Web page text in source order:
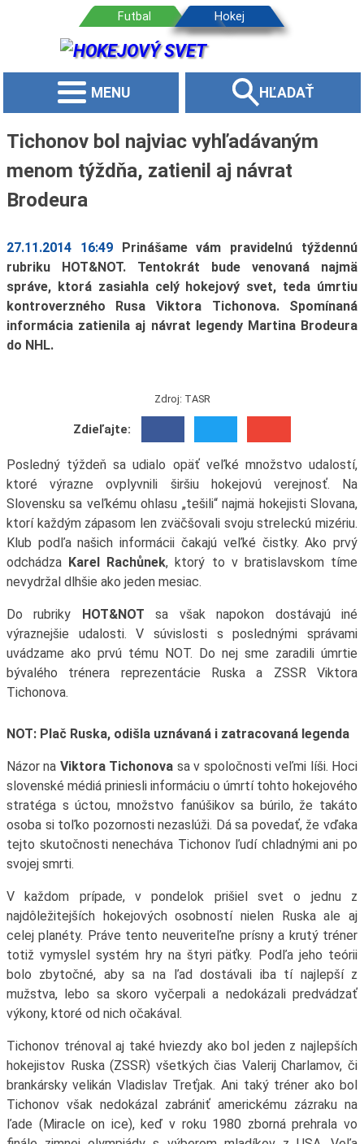
MENU HĽADAŤ
Tichonov bol najviac vyhľadávaným
menom týždňa, zatienil aj návrat
Brodeura
27.11.2014 16:49
Prinášame vám pravidelnú týždennú
rubriku HOT&NOT. Tentokrát bude venovaná najmä
správe, ktorá zasiahla celý hokejový svet, teda úmrtiu
kontroverzného Rusa Viktora Tichonova. Spomínaná
informácia zatienila aj návrat legendy Martina Brodeura
do NHL.
Zdroj: TASR
Zdieľajte:
Posledný týždeň sa udialo opäť veľké množstvo udalostí,
ktoré výrazne ovplyvnili širšiu hokejovú verejnosť. Na
Slovensku sa veľkému ohlasu „tešili“ najmä hokejisti Slovana,
ktorí každým zápasom len zväčšovali svoju streleckú mizériu.
Klub podľa našich informácii čakajú veľké čistky. Ako prvý
odchádza Karel Rachůnek, ktorý to v bratislavskom tíme
nevydržal dlhšie ako jeden mesiac.
Do rubriky HOT&NOT sa však napokon dostávajú iné
výraznejšie udalosti. V súvislosti s poslednými správami
uvádzame ako prvú tému NOT. Do nej sme zaradili úmrtie
bývalého trénera reprezentácie Ruska a ZSSR Viktora
Tichonova.
NOT: Plač Ruska, odišla uznávaná i zatracovaná legenda
Názor na Viktora Tichonova sa v spoločnosti veľmi líši. Hoci
slovenské médiá priniesli informáciu o úmrtí tohto hokejového
stratéga s úctou, množstvo fanúšikov sa búrilo, že takáto
osoba si toľko pozornosti nezaslúži. Dá sa povedať, že vďaka
tejto skutočnosti nenecháva Tichonov ľudí chladnými ani po
svojej smrti.
V každom prípade, v pondelok prišiel svet o jednu z
najdôležitejších hokejových osobností nielen Ruska ale aj
celej planéty. Práve tento neuveriteľne prísny a krutý tréner
totiž vymyslel systém hry na štyri päťky. Podľa jeho teórii
bolo zbytočné, aby sa na ľad dostávali iba tí najlepší z
mužstva, lebo sa skoro vyčerpali a nedokázali predvádzať
výkony, ktoré od nich očakával.
Tichonov trénoval aj také hviezdy ako bol jeden z najlepších
hokejistov Ruska (ZSSR) všetkých čias Valerij Charlamov, či
brankársky velikán Vladislav Treťjak. Ani taký tréner ako bol
Tichonov však nedokázal zabrániť americkému zázraku na
ľade (Miracle on ice), keď v roku 1980 zborná prehrala vo